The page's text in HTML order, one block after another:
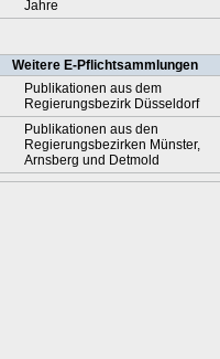
Jahre
Weitere E-Pflichtsammlungen
Publikationen aus dem
Regierungsbezirk Düsseldorf
Publikationen aus den
Regierungsbezirken Münster,
Arnsberg und Detmold